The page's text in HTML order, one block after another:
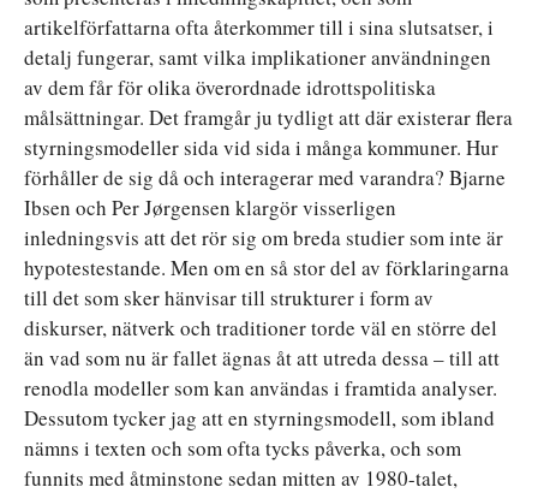
artikelförfattarna ofta återkommer till i sina slutsatser, i
detalj fungerar, samt vilka implikationer användningen
av dem får för olika överordnade idrottspolitiska
målsättningar. Det framgår ju tydligt att där existerar flera
styrningsmodeller sida vid sida i många kommuner. Hur
förhåller de sig då och interagerar med varandra? Bjarne
Ibsen och Per Jørgensen klargör visserligen
inledningsvis att det rör sig om breda studier som inte är
hypotestestande. Men om en så stor del av förklaringarna
till det som sker hänvisar till strukturer i form av
diskurser, nätverk och traditioner torde väl en större del
än vad som nu är fallet ägnas åt att utreda dessa – till att
renodla modeller som kan användas i framtida analyser.
Dessutom tycker jag att en styrningsmodell, som ibland
nämns i texten och som ofta tycks påverka, och som
funnits med åtminstone sedan mitten av 1980-talet,